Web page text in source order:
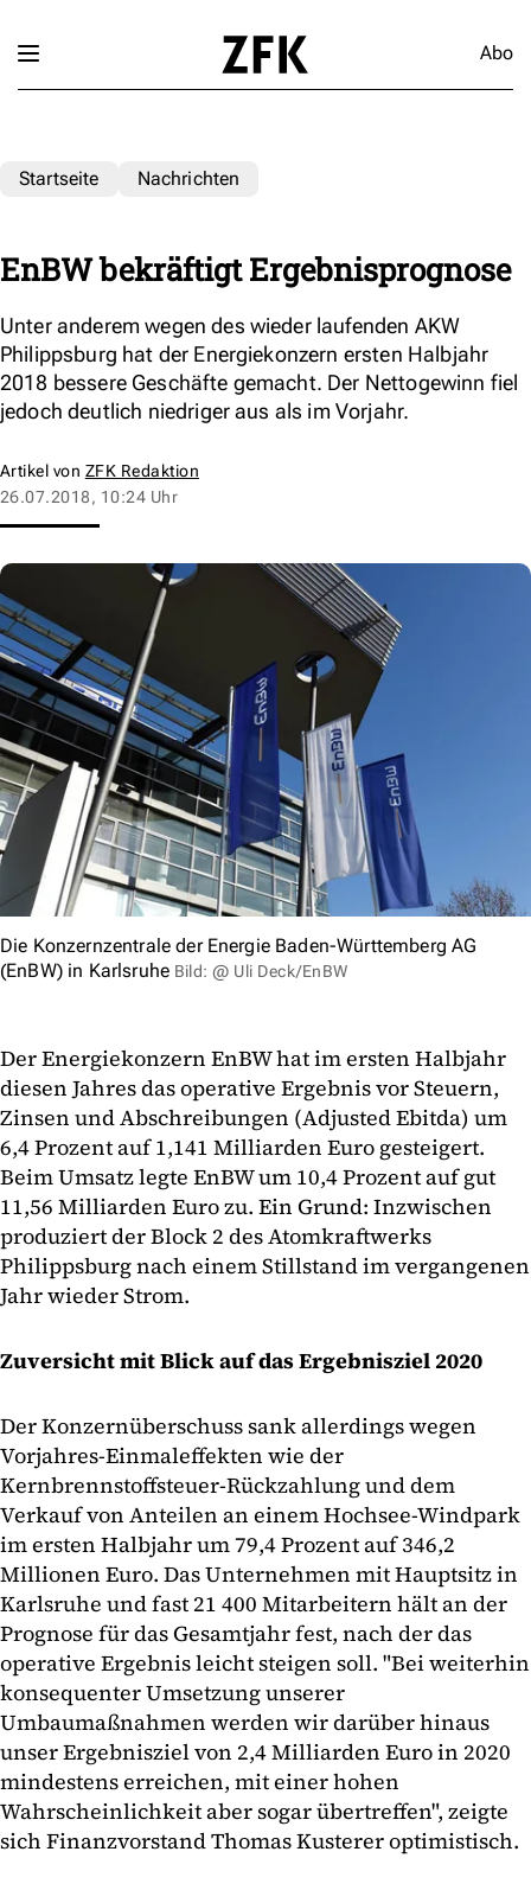
Abo
Startseite Nachrichten
EnBW bekräftigt Ergebnisprognose
Unter anderem wegen des wieder laufenden AKW
Philippsburg hat der Energiekonzern ersten Halbjahr
2018 bessere Geschäfte gemacht. Der Nettogewinn fiel
jedoch deutlich niedriger aus als im Vorjahr.
Artikel von ZFK Redaktion
26.07.2018, 10:24 Uhr
Die Konzernzentrale der Energie Baden-Württemberg AG
(EnBW) in Karlsruhe Bild: @ Uli Deck/EnBW
Der Energiekonzern EnBW hat im ersten Halbjahr
diesen Jahres das operative Ergebnis vor Steuern,
Zinsen und Abschreibungen (Adjusted Ebitda) um
6,4 Prozent auf 1,141 Milliarden Euro gesteigert.
Beim Umsatz legte EnBW um 10,4 Prozent auf gut
11,56 Milliarden Euro zu. Ein Grund: Inzwischen
produziert der Block 2 des Atomkraftwerks
Philippsburg nach einem Stillstand im vergangenen
Jahr wieder Strom.
Zuversicht mit Blick auf das Ergebnisziel 2020
Der Konzernüberschuss sank allerdings wegen
Vorjahres-Einmaleffekten wie der
Kernbrennstoffsteuer-Rückzahlung und dem
Verkauf von Anteilen an einem Hochsee-Windpark
im ersten Halbjahr um 79,4 Prozent auf 346,2
Millionen Euro. Das Unternehmen mit Hauptsitz in
Karlsruhe und fast 21 400 Mitarbeitern hält an der
Prognose für das Gesamtjahr fest, nach der das
operative Ergebnis leicht steigen soll. "Bei weiterhin
konsequenter Umsetzung unserer
Umbaumaßnahmen werden wir darüber hinaus
unser Ergebnisziel von 2,4 Milliarden Euro in 2020
mindestens erreichen, mit einer hohen
Wahrscheinlichkeit aber sogar übertreffen", zeigte
sich Finanzvorstand Thomas Kusterer optimistisch.